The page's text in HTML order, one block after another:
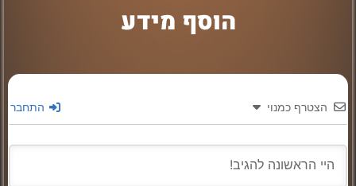
הוסף מידע
הצטרף כמנוי התחבר